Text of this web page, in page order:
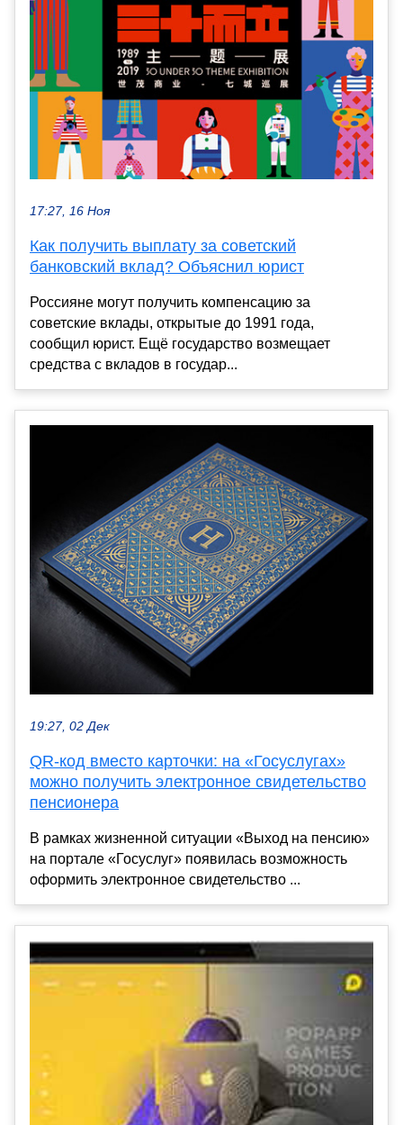
17:27, 16 Ноя
Как получить выплату за советский
банковский вклад? Объяснил юрист
Россияне могут получить компенсацию за
советские вклады, открытые до 1991 года,
сообщил юрист. Ещё государство возмещает
средства с вкладов в государ...
19:27, 02 Дек
QR-код вместо карточки: на «Госуслугах»
можно получить электронное свидетельство
пенсионера
В рамках жизненной ситуации «Выход на пенсию»
на портале «Госуслуг» появилась возможность
оформить электронное свидетельство ...